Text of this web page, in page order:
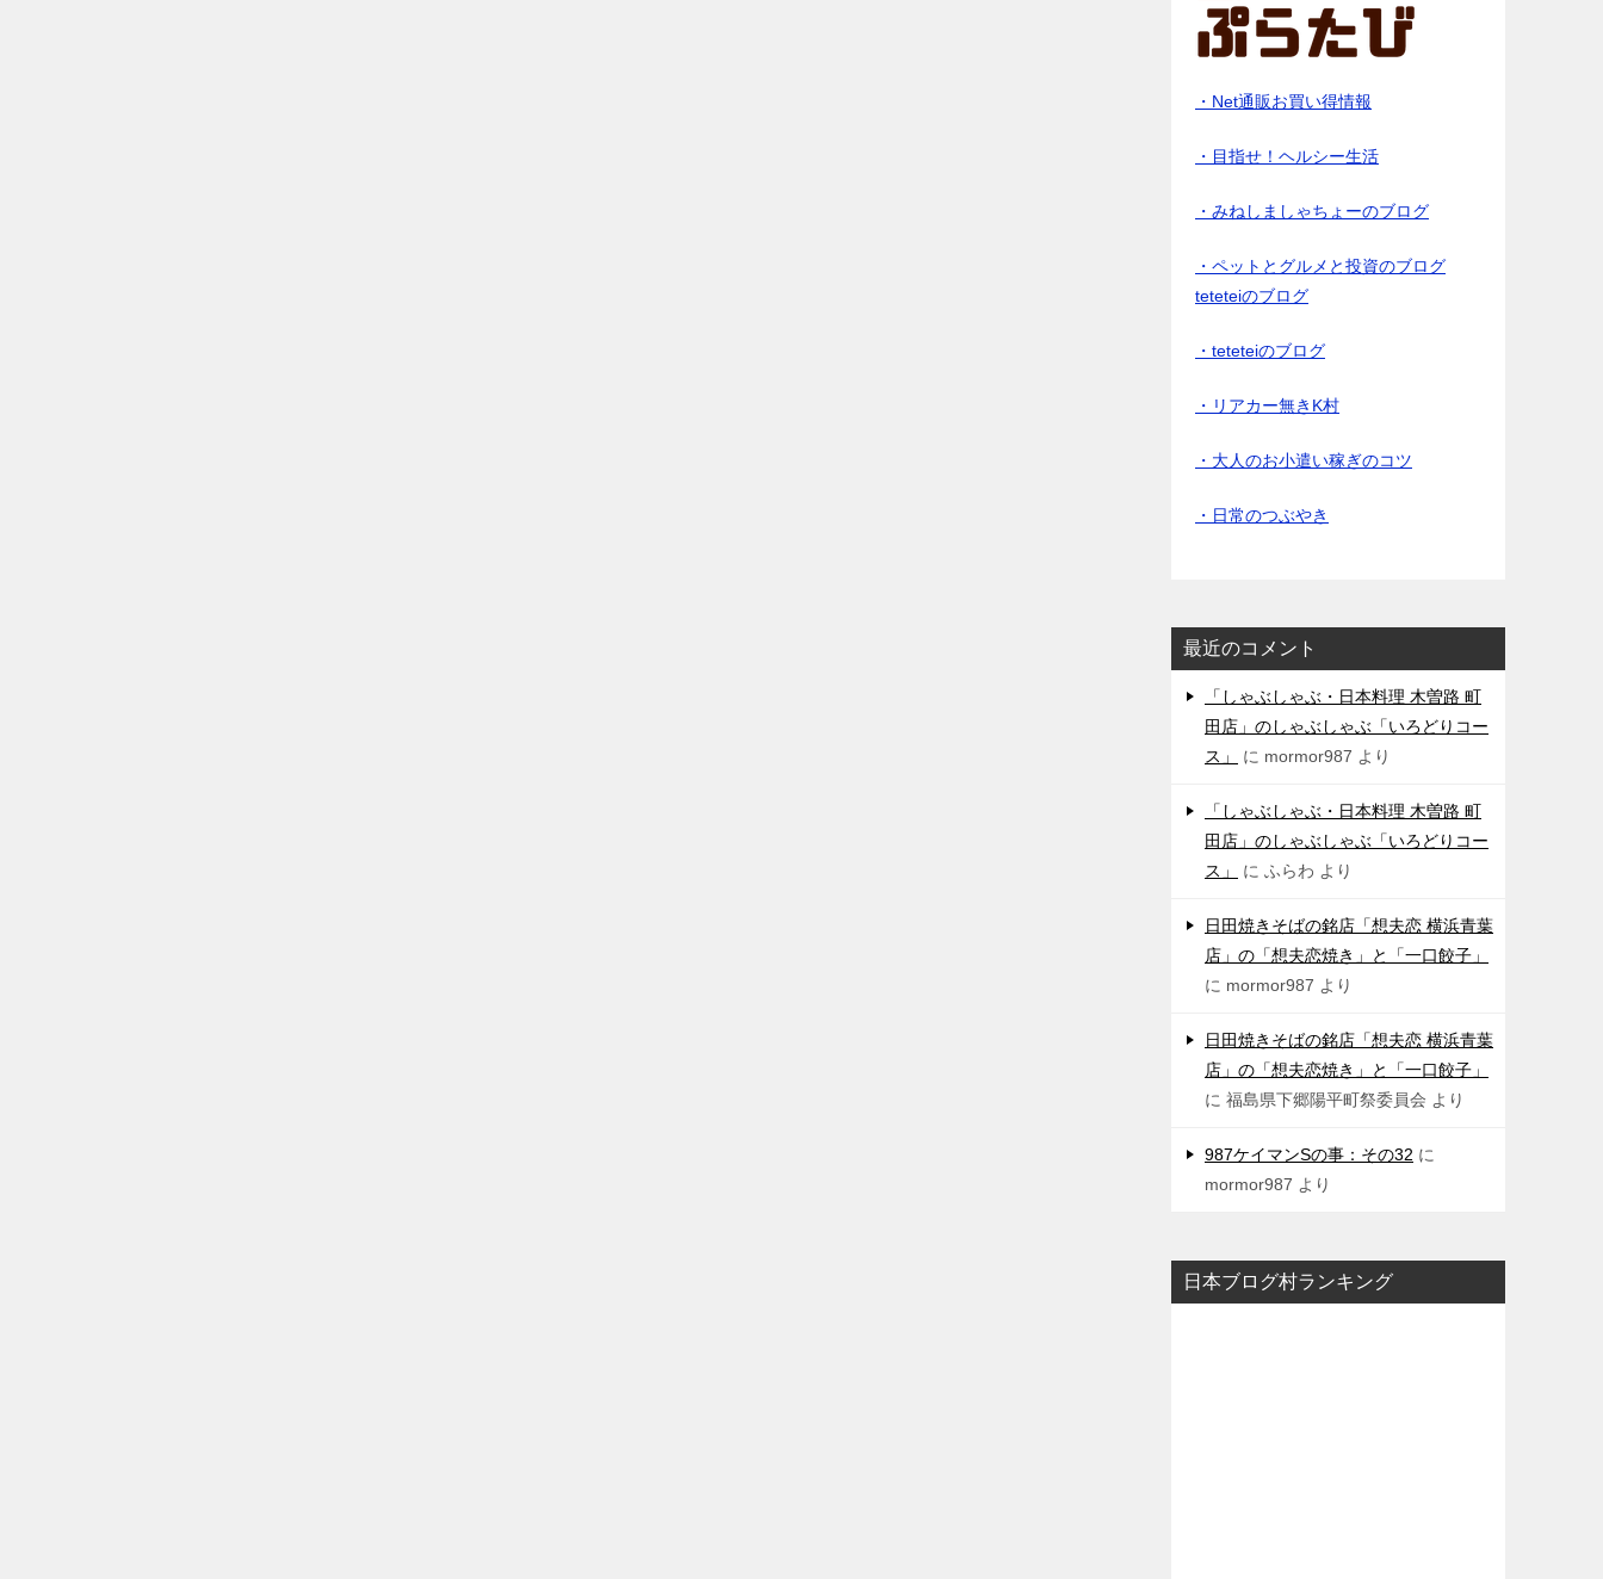
・Net通販お買い得情報
・目指せ！ヘルシー生活
・みねしましゃちょーのブログ
・ペットとグルメと投資のブログ
teteteiのブログ
・teteteiのブログ
・リアカー無きK村
・大人のお小遣い稼ぎのコツ
・日常のつぶやき
最近のコメント
「しゃぶしゃぶ・日本料理 木曽路 町
田店」のしゃぶしゃぶ「いろどりコー
ス」
に mormor987 より
「しゃぶしゃぶ・日本料理 木曽路 町
田店」のしゃぶしゃぶ「いろどりコー
ス」
に ふらわ より
日田焼きそばの銘店「想夫恋 横浜青葉
店」の「想夫恋焼き」と「一口餃子」
に mormor987 より
日田焼きそばの銘店「想夫恋 横浜青葉
店」の「想夫恋焼き」と「一口餃子」
に 福島県下郷陽平町祭委員会 より
987ケイマンSの事：その32 に
mormor987 より
日本ブログ村ランキング